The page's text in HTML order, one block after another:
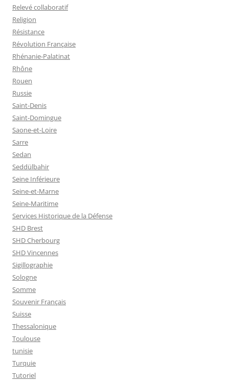
Relevé collaboratif
Religion
Résistance
Révolution Française
Rhénanie-Palatinat
Rhône
Rouen
Russie
Saint-Denis
Saint-Domingue
Saone-et-Loire
Sarre
Sedan
Seddülbahir
Seine Inférieure
Seine-et-Marne
Seine-Maritime
Services Historique de la Défense
SHD Brest
SHD Cherbourg
SHD Vincennes
Sigillographie
Sologne
Somme
Souvenir Français
Suisse
Thessalonique
Toulouse
tunisie
Turquie
Tutoriel